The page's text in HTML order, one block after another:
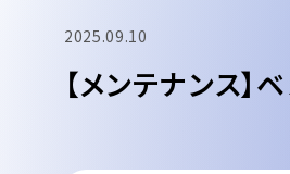
2025.09.10
【メンテナンス